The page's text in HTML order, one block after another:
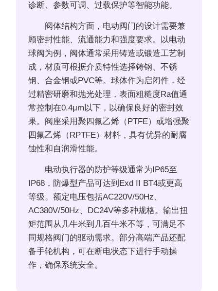
诊断、参数可调、过载保护等智能功能。
阀体结构方面，电动阀门的设计需要兼
顾密封性能、流通能力和强度要求。以电动
球阀为例，阀体通常采用铸造或锻造工艺制
成，材质可根据介质特性选择铸钢、不锈
钢、合金钢或PVC等。球体作为启闭件，经
过精密研磨和抛光处理，表面粗糙度Ra值通
常控制在0.4μm以下，以确保良好的密封效
果。阀座采用聚四氟乙烯（PTFE）或增强聚
四氟乙烯（RPTFE）材料，具有优异的耐腐
蚀性和自润滑性能。
电动执行器的防护等级通常为IP65至
IP68，防爆型产品可达到Exd II BT4或更高
等级。额定电压包括AC220V/50Hz、
AC380V/50Hz、DC24V等多种规格。输出扭
矩范围从几牛米到几百牛米不等，可满足不
同规格阀门的驱动需求。部分高端产品还配
备手轮机构，可在断电状态下进行手动操
作，确保系统安全。